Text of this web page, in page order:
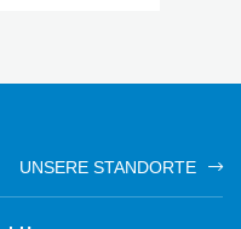
UNSERE STANDORTE